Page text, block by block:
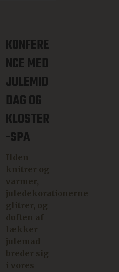
KONFERE
NCE MED
JULEMID
DAG OG
KLOSTER
-SPA
Ilden
knitrer og
varmer,
juledekorationerne
glitrer, og
duften af
lækker
julemad
breder sig
i vores